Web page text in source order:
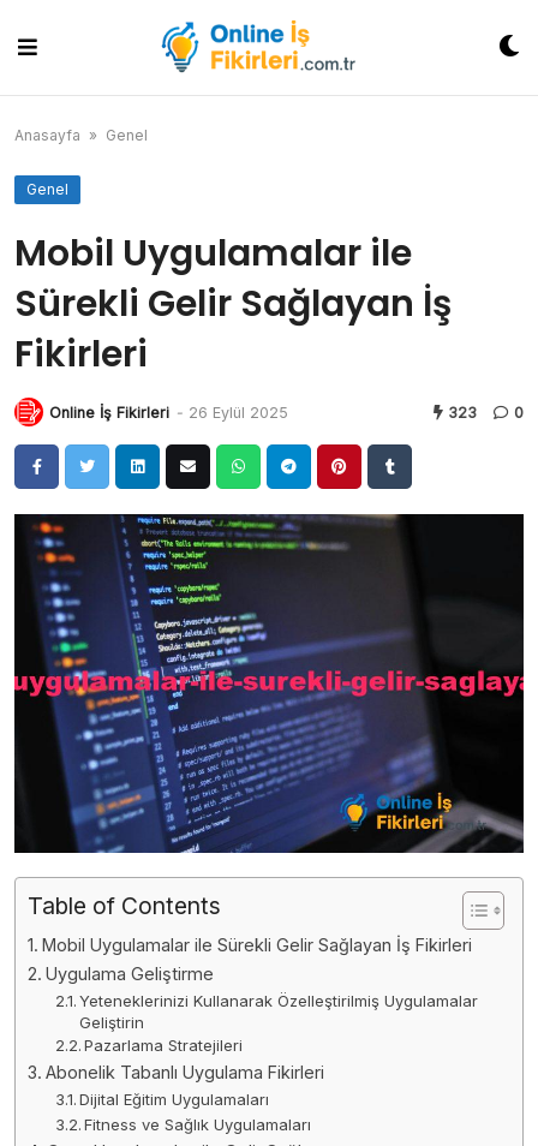
content
Anasayfa » Genel
Genel
Mobil Uygulamalar ile
Sürekli Gelir Sağlayan İş
Fikirleri
Online İş Fikirleri - 26 Eylül 2025 323 0
Table of Contents
Mobil Uygulamalar ile Sürekli Gelir Sağlayan İş Fikirleri
Uygulama Geliştirme
Yeteneklerinizi Kullanarak Özelleştirilmiş Uygulamalar
Geliştirin
Pazarlama Stratejileri
Abonelik Tabanlı Uygulama Fikirleri
Dijital Eğitim Uygulamaları
Fitness ve Sağlık Uygulamaları